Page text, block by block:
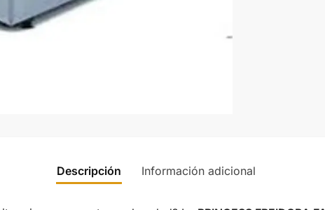
Descripción Información adicional